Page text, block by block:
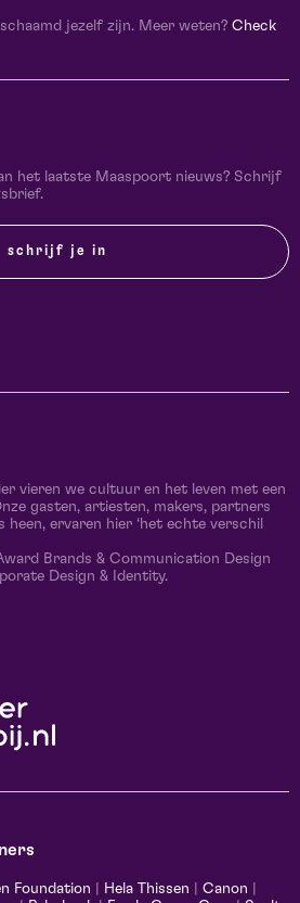
jezelf zijn. Meer weten? Check
het laatste Maaspoort nieuws? Schrijf
schrijf je in
vieren we cultuur en het leven met een
gasten, artiesten, makers, partners
heen, ervaren hier ‘het echte verschil
Brands & Communication Design
Design & Identity.
Foundation Hela Thissen Canon